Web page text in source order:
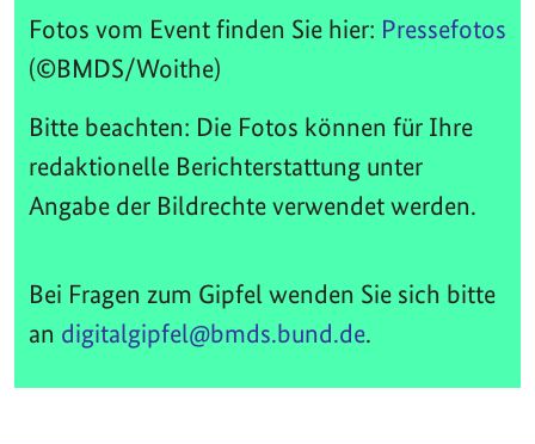
Fotos vom Event finden Sie hier: Pressefotos
(©BMDS/Woithe)
Bitte beachten: Die Fotos können für Ihre
redaktionelle Berichterstattung unter
Angabe der Bildrechte verwendet werden.
Bei Fragen zum Gipfel wenden Sie sich bitte
an digitalgipfel@bmds.bund.de.